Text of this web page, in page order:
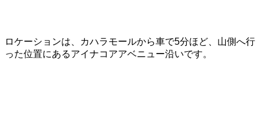
ロケーションは、カハラモールから車で5分ほど、山側へ行
った位置にあるアイナコアアベニュー沿いです。